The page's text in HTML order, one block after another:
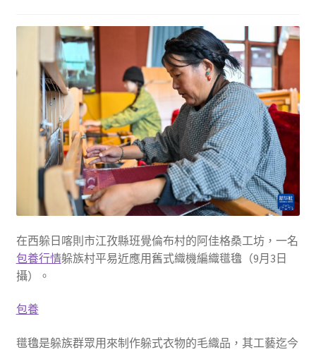
在西躲日喀則市江孜縣班覺倫布村的阿佳格桑工坊，一名
包養行情躲族村平易近應用舊式織機編織氆氌（9月3日
攝）。
包養
氆氌是躲族群眾用來制作躲式衣物的毛織品，其工藝迄今